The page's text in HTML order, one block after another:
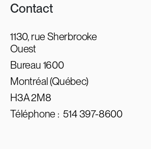
Contact
1130, rue Sherbrooke
Ouest
Bureau 1600
Montréal (Québec)
H3A 2M8
Téléphone :514 397-8600